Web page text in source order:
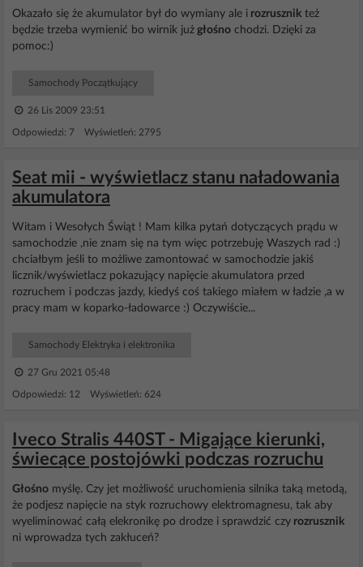
Okazało się że akumulator był do wymiany ale i rozrusznik też
będzie trzeba wymienić bo wirnik już głośno chodzi. Dzięki za
pomoc:)
Samochody Początkujący
26 Lis 2009 23:51
Odpowiedzi: 7 Wyświetleń: 2795
Seat mii - wyświetlacz stanu naładowania
akumulatora
Witam i Wesołych Świąt ! Mam kilka pytań dotyczących prądu w
samochodzie ,nie znam się na tym więc potrzebuję Waszych rad :)
chciałbym jeśli to możliwe zamontować w samochodzie jakiś
licznik/wyświetlacz pokazujący napięcie akumulatora przed
rozruchem i podczas jazdy, kiedyś coś takiego miałem w ładzie ,a w
pracy mam w koparko-ładowarce :) Oczywiście...
Samochody Elektryka i elektronika
27 Gru 2021 05:48
Odpowiedzi: 12 Wyświetleń: 624
Iveco Stralis 440ST - Migające kierunki,
świecące postojówki podczas rozruchu
Głośno myślę. Czy jet możliwość uruchomienia silnika taką metodą,
że podjesz napięcie na styk rozruchowy elektromagnesu, tak aby
wyeliminować całą elekronikę po drodze i sprawdzić czy rozrusznik
ni wprowadza tych zakłuceń?